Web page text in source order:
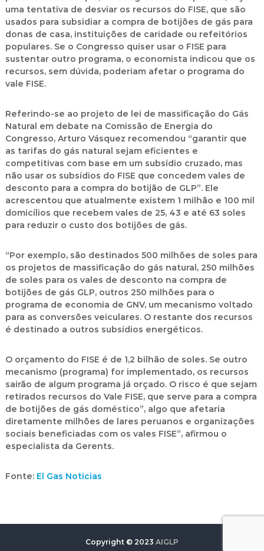
uma tentativa de desviar os recursos do FISE, que são
usados para subsidiar a compra de botijões de gás para
donas de casa, instituições de caridade ou refeitórios
populares. Se o Congresso quiser usar o FISE para
sustentar outro programa, o economista indicou que os
recursos, sem dúvida, poderiam afetar o programa do
vale FISE.
Referindo-se ao projeto de lei de massificação do Gás
Natural em debate na Comissão de Energia do
Congresso, Arturo Vásquez recomendou “garantir que
as tarifas do gás natural sejam eficientes e
competitivas com base em um subsídio cruzado, mas
não usar os subsídios do FISE que concedem vales de
desconto para a compra do botijão de GLP”. Ele
acrescentou que atualmente existem 1 milhão e 100 mil
domicílios que recebem vales de 25, 43 e até 63 soles
para reduzir o custo dos botijões de gás.
“Por exemplo, são destinados 500 milhões de soles para
os projetos de massificação do gás natural, 250 milhões
de soles para os vales de desconto na compra de
botijões de gás GLP, outros 250 milhões para o
programa de economia de GNV, um mecanismo voltado
para as conversões veiculares. O restante dos recursos
é destinado a outros subsídios energéticos.
O orçamento do FISE é de 1,2 bilhão de soles. Se outro
mecanismo (programa) for implementado, os recursos
sairão de algum programa já orçado. O risco é que sejam
retirados recursos do Vale FISE, que serve para a compra
de botijões de gás doméstico”, algo que afetaria
diretamente milhões de lares peruanos e organizações
sociais beneficiadas com os vales FISE”, afirmou o
especialista da Gerents.
Fonte: El Gas Noticias
Copyright © 2023 AIGLP